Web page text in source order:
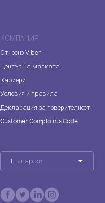
КОМПАНИЯ
Относно Viber
Център на марката
Кариери
Условия и правила
Декларация за поверителност
Customer Complaints Code
Български